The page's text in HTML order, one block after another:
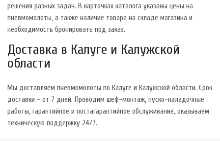
решения разных задач. В карточках каталога указаны цены на
пневмомолоты, а также наличие товара на складе магазина и
необходимость бронировать под заказ.
Доставка в Калуге и Калужской
области
Мы доставляем пневмомолоты по Калуге и Калужской области. Срок
доставки - от 7 дней. Проводим шеф-монтаж, пуско-наладочные
работы, гарантийное и постагарантийное обслуживание, оказываем
техническую поддержку 24/7.